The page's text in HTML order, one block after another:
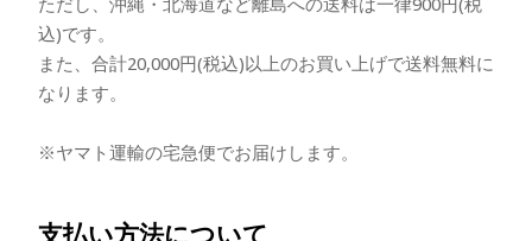
込)です。
また、合計20,000円(税込)以上のお買い上げで送料無料に
なります。
※ヤマト運輸の宅急便でお届けします。
支払い方法について